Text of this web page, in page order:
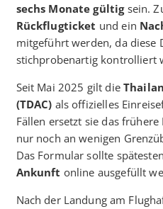
sechs Monate gültigsein.
Rückflugticket und ein
mitgeführt werden, da diese
stichprobenartig kontrolliert
Seit Mai 2025 gilt die
(TDAC) als offizielles
Fällen ersetzt sie das
nur noch an wenigen
Das Formular sollte
Ankunft online ausgefüllt
Nach der Landung am